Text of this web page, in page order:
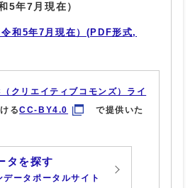
5年7月現在）
和5年7月現在）(PDF形式,
クリエイティブコモンズ）ライ
るCC-BY4.0
で提供いた
タを探す
ータポータルサイト